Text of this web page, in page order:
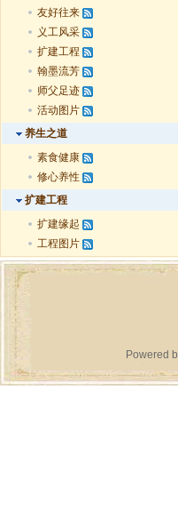
友好往来
义工风采
扩建工程
翰墨流芳
师父足迹
活动图片
养生之道
素食健康
修心养性
扩建工程
扩建缘起
工程图片
Powered